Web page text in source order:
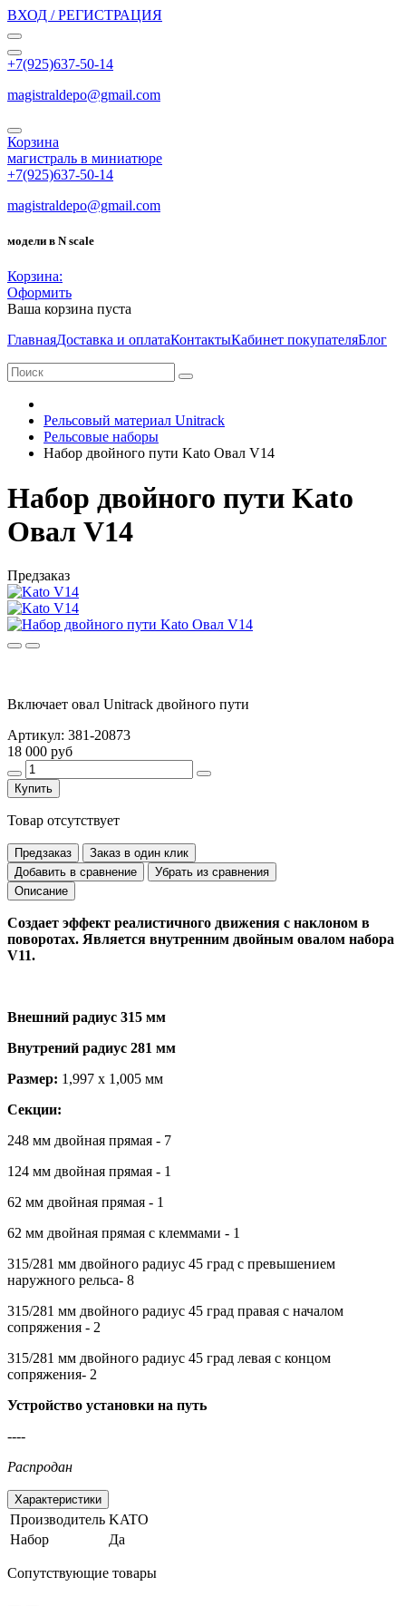
ВХОД / РЕГИСТРАЦИЯ
+7(925)637-50-14
magistraldepo@gmail.com
Корзина
магистраль в миниатюре
+7(925)637-50-14
magistraldepo@gmail.com
модели в N scale
Корзина:
Оформить
Ваша корзина пуста
ГлавнаяДоставка и оплатаКонтактыКабинет покупателяБлог
Рельсовый материал Unitrack
Рельсовые наборы
Набор двойного пути Kato Овал V14
Набор двойного пути Kato
Овал V14
Предзаказ
Включает овал Unitrack двойного пути
Артикул: 381-20873
18 000 руб
Купить
Товар отсутствует
Предзаказ
Заказ в один клик
Добавить в сравнение
Убрать из сравнения
Описание
Создает эффект реалистичного движения с наклоном в
поворотах. Является внутренним двойным овалом набора
V11.
Внешний радиус 315 мм
Внутрений радиус 281 мм
Размер: 1,997 x 1,005 мм
Секции:
248 мм двойная прямая - 7
124 мм двойная прямая - 1
62 мм двойная прямая - 1
62 мм двойная прямая с клеммами - 1
315/281 мм двойного радиус 45 град с превышением
наружного рельса- 8
315/281 мм двойного радиус 45 град правая с началом
сопряжения - 2
315/281 мм двойного радиус 45 град левая с концом
сопряжения- 2
Устройство установки на путь
----
Распродан
Характеристики
Производитель KATO
Набор
Да
Сопутствующие товары